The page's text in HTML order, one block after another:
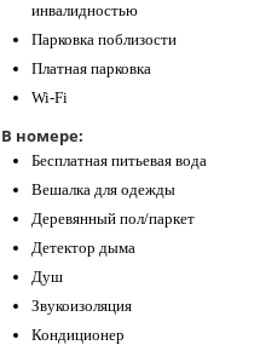
инвалидностью
Парковка поблизости
Платная парковка
Wi-Fi
В номере:
Бесплатная питьевая вода
Вешалка для одежды
Деревянный пол/паркет
Детектор дыма
Душ
Звукоизоляция
Кондиционер